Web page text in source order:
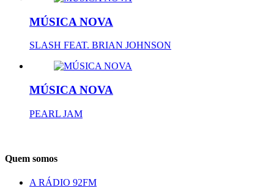
MÚSICA NOVA
SLASH FEAT. BRIAN JOHNSON
MÚSICA NOVA
PEARL JAM
Quem somos
A RÁDIO 92FM